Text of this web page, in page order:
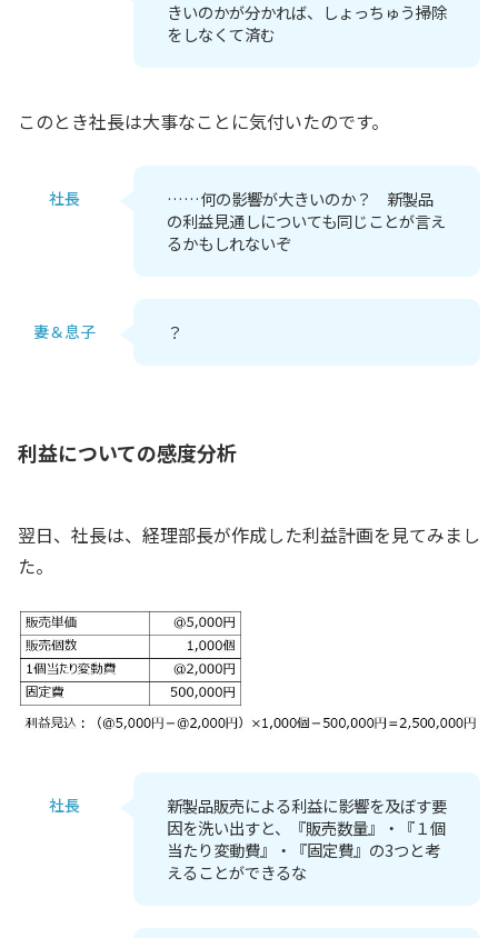
きいのかが分かれば、しょっちゅう掃除
をしなくて済む
このとき社長は大事なことに気付いたのです。
社長
……何の影響が大きいのか？ 新製品
の利益見通しについても同じことが言え
るかもしれないぞ
妻＆息子 ？
利益についての感度分析
翌日、社長は、経理部長が作成した利益計画を見てみまし
た。
社長
新製品販売による利益に影響を及ぼす要
因を洗い出すと、『販売数量』・『１個
当たり変動費』・『固定費』の3つと考
えることができるな